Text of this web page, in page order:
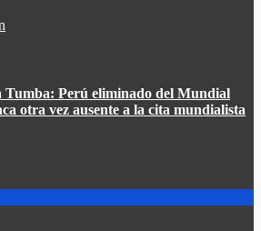
Tumba: Perú eliminado del Mundial
otra vez ausente a la cita mundialista